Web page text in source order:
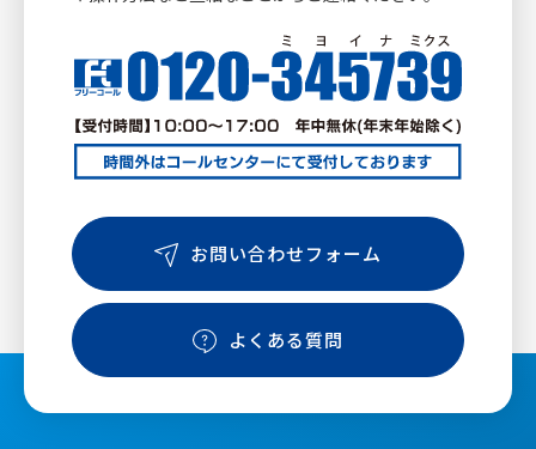
お問い合わせフォーム
よくある質問